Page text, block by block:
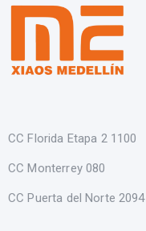
CC Florida Etapa 2 1100
CC Monterrey 080
CC Puerta del Norte 2094